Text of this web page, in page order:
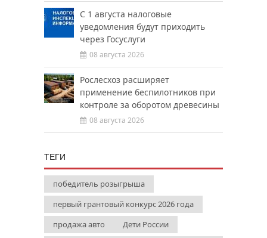
С 1 августа налоговые
уведомления будут приходить
через Госуслуги
08 августа 2026
Рослесхоз расширяет
применение беспилотников при
контроле за оборотом древесины
08 августа 2026
ТЕГИ
победитель розыгрыша
первый грантовый конкурс 2026 года
продажа авто
Дети России